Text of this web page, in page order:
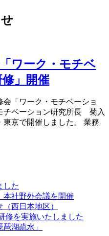
ワーク・モチベ
」開催
「ワーク・モチベーショ
ベーション研究所長 菊入
京で開催しました。 業務
した
本社野外会議を開催
西日本地区）
修を実施いたしました
湖疏水」